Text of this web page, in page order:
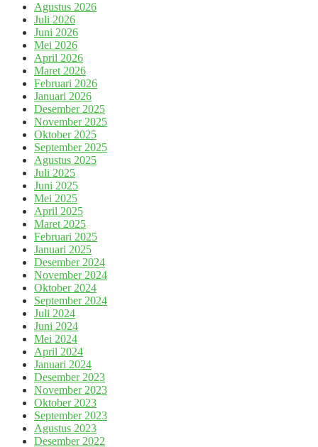
Agustus 2026
Juli 2026
Juni 2026
Mei 2026
April 2026
Maret 2026
Februari 2026
Januari 2026
Desember 2025
November 2025
Oktober 2025
September 2025
Agustus 2025
Juli 2025
Juni 2025
Mei 2025
April 2025
Maret 2025
Februari 2025
Januari 2025
Desember 2024
November 2024
Oktober 2024
September 2024
Juli 2024
Juni 2024
Mei 2024
April 2024
Januari 2024
Desember 2023
November 2023
Oktober 2023
September 2023
Agustus 2023
Desember 2022